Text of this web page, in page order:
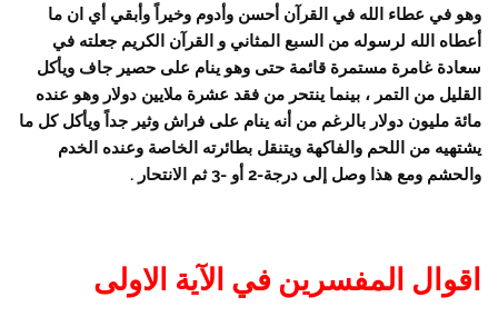
وهو في عطاء الله في القرآن أحسن وأدوم وخيراً وأبقي أي ان ما
أعطاه الله لرسوله من السبع المثاني و القرآن الكريم جعلته في
سعادة غامرة مستمرة قائمة حتى وهو ينام على حصير جاف ويأكل
القليل من التمر ، بينما ينتحر من فقد عشرة ملايين دولار وهو عنده
مائة مليون دولار بالرغم من أنه ينام على فراش وثير جداً ويأكل كل ما
يشتهيه من اللحم والفاكهة ويتنقل بطائرته الخاصة وعنده الخدم
والحشم ومع هذا وصل إلى درجة-2 أو -3 ثم الانتحار .
اقوال المفسرين في الآية الاولى